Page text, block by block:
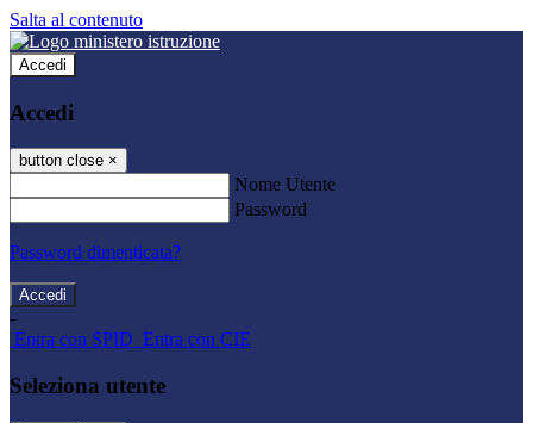
Salta al contenuto
Accedi
Accedi
button close ×
Nome Utente
Password
Password dimenticata?
-
Entra con SPID Entra con CIE
Seleziona utente